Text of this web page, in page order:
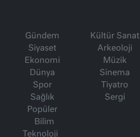
Gündem
Siyaset
Ekonomi
Dünya
Spor
Sağlık
Popüler
Bilim
Teknoloji
Kültür Sanat
Arkeoloji
Müzik
Sinema
Tiyatro
Sergi